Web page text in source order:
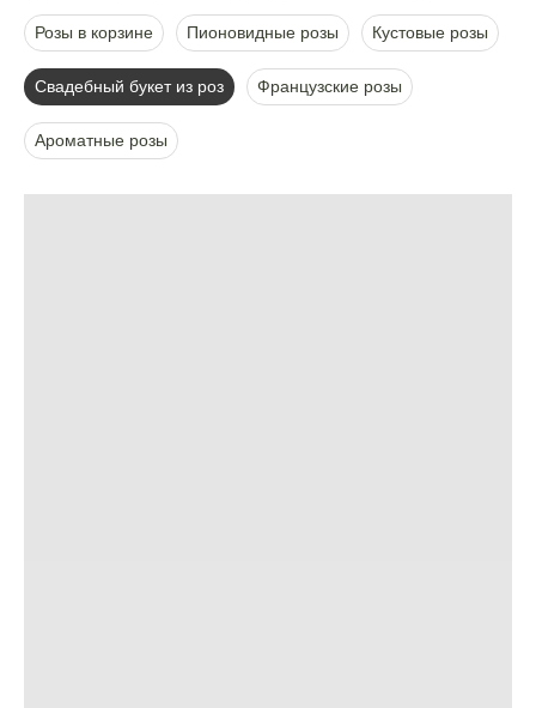
Розы в корзине Пионовидные розы Кустовые розы
Свадебный букет из роз Французские розы
Ароматные розы